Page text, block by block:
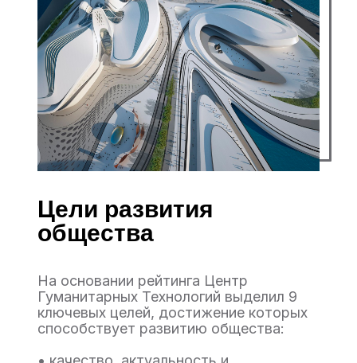
На основании рейтинга Центр
Гуманитарных Технологий выделил 9
ключевых целей, достижение которых
способствует развитию общества:
Цели развития
общества